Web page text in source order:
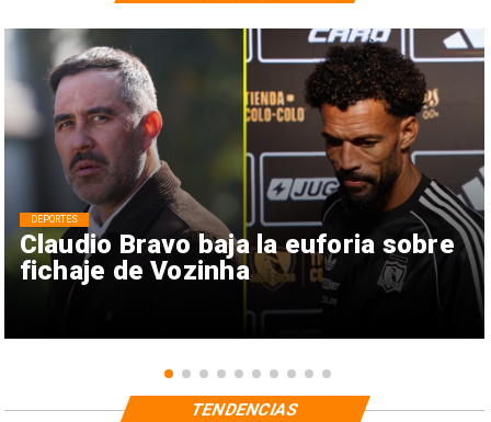
Claudio Bravo baja la euforia sobre
fichaje de Vozinha
DEPORTES
TENDENCIAS